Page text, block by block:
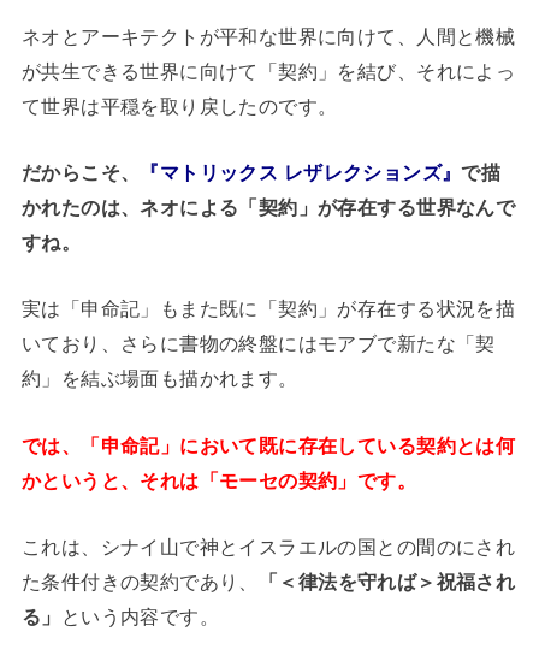
ネオとアーキテクトが平和な世界に向けて、人間と機械
が共生できる世界に向けて「契約」を結び、それによっ
て世界は平穏を取り戻したのです。
だからこそ、 『マトリックス レザレクションズ』で描
かれたのは、ネオによる「契約」が存在する世界なんで
すね。
実は「申命記」もまた既に「契約」が存在する状況を描
いており、さらに書物の終盤にはモアブで新たな「契
約」を結ぶ場面も描かれます。
では、「申命記」において既に存在している契約とは何
かというと、それは「モーセの契約」です。
これは、シナイ山で神とイスラエルの国との間のにされ
た条件付きの契約であり、
「＜律法を守れば＞祝福され
る」
という内容です。